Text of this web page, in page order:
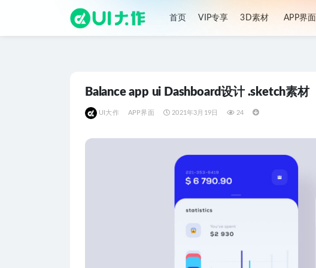
首页 VIP专享 3D素材 APP界面
Balance app ui Dashboard设计 .sketch素材
UI大作 APP界面 2021年3月19日 24